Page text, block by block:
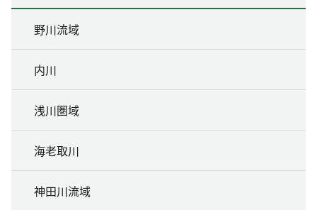
野川流域
内川
浅川圏域
海老取川
神田川流域